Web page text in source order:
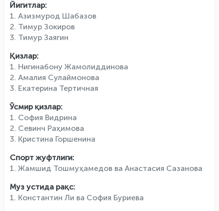
Йигитлар:
1. Азизмурод Шабазов
2. Тимур Зокиров
3. Тимур Заягин
Қизлар:
1. Нигинабону Жамолиддинова
2. Амалия Сулаймонова
3. Екатерина Тертичная
Ўсмир қизлар:
1. София Видрина
2. Севинч Раҳимова
3. Кристина Горшенина
Спорт жуфтлиги:
1. Жамшид Тошмуҳамедов ва Анастасия Сазанова
Муз устида рақс:
1. Константин Ли ва София Буриева